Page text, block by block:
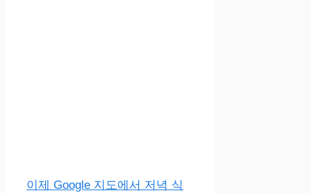
이제 Google 지도에서 저녁 식